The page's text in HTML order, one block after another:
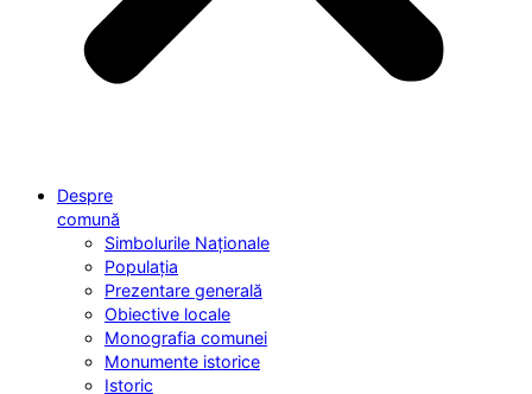
Despre
comună
Simbolurile Naționale
Populația
Prezentare generală
Obiective locale
Monografia comunei
Monumente istorice
Istoric